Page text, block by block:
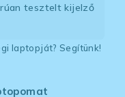
tesztelt kijelző
laptopját? Segítünk!